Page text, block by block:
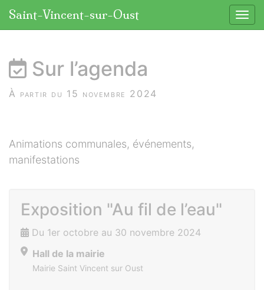
Saint-Vincent-sur-Oust
Sur l’agenda
À partir du 15 novembre 2024
Animations communales, événements,
manifestations
Exposition "Au fil de l’eau"
Du 1er octobre au 30 novembre 2024
Hall de la mairie
Mairie Saint Vincent sur Oust
Panneau de gestion des cookies